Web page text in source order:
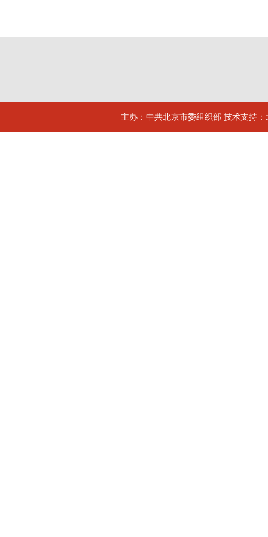
主办：中共北京市委组织部 技术支持